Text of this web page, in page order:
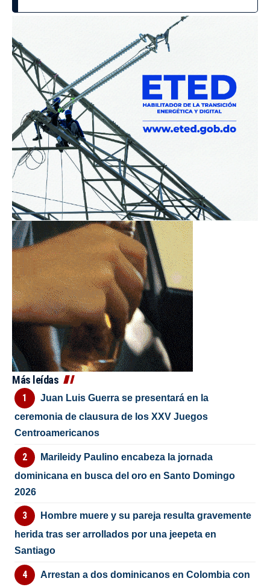
Más leídas
Juan Luis Guerra se presentará en la
ceremonia de clausura de los XXV Juegos
Centroamericanos
Marileidy Paulino encabeza la jornada
dominicana en busca del oro en Santo Domingo
2026
Hombre muere y su pareja resulta gravemente
herida tras ser arrollados por una jeepeta en
Santiago
Arrestan a dos dominicanos en Colombia con